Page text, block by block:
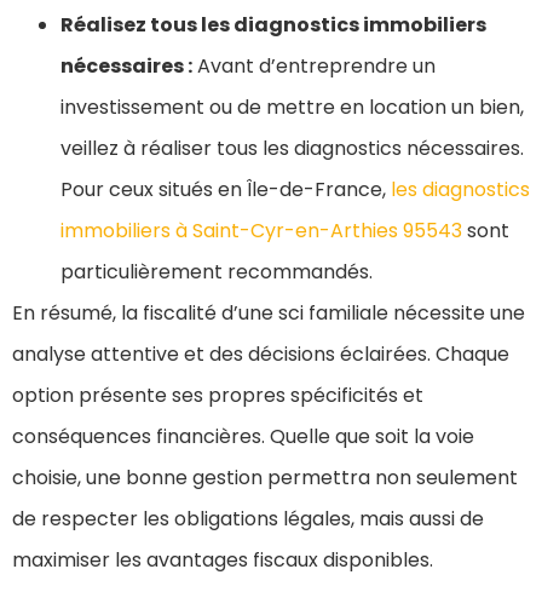
Réalisez tous les diagnostics immobiliers
nécessaires :Avant d’entreprendre un
investissement ou de mettre en location un bien,
veillez à réaliser tous les diagnostics nécessaires.
Pour ceux situés en Île-de-France, les diagnostics
immobiliers à Saint-Cyr-en-Arthies 95543sont
particulièrement recommandés.
En résumé, la fiscalité d’une sci familiale nécessite une
analyse attentive et des décisions éclairées. Chaque
option présente ses propres spécificités et
conséquences financières. Quelle que soit la voie
choisie, une bonne gestion permettra non seulement
de respecter les obligations légales, mais aussi de
maximiser les avantages fiscaux disponibles.